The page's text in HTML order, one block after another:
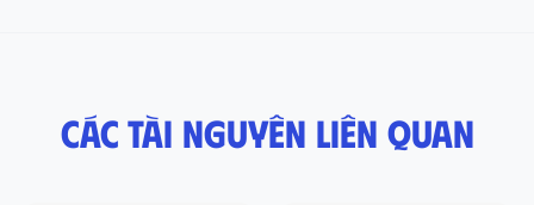
Các tài nguyên liên quan